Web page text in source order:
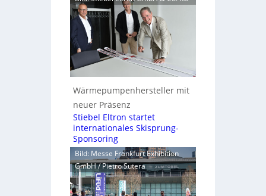
Wärmepumpenhersteller mit
neuer Präsenz
Stiebel Eltron startet
internationales Skisprung-
Sponsoring
Bild: Messe Frankfurt Exhibition
GmbH / Pietro Sutera